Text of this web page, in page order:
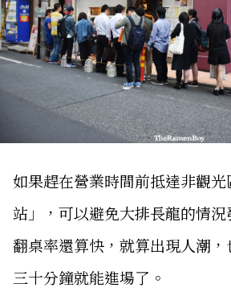
如果趕在營業時間前抵達非觀
站」，可以避免大排長龍的情
翻桌率還算快，就算出現人潮，
三十分鐘就能進場了。